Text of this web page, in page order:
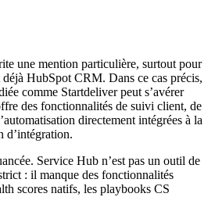
une mention particulière, surtout pour
HubSpot CRM. Dans ce cas précis,
comme Startdeliver peut s’avérer
des fonctionnalités de suivi client, de
directement intégrées à la
d’intégration.
Service Hub n’est pas un outil de
: il manque des fonctionnalités
scores natifs, les playbooks CS